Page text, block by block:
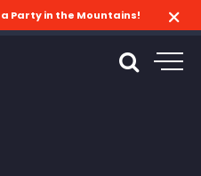
a Party in the Mountains!